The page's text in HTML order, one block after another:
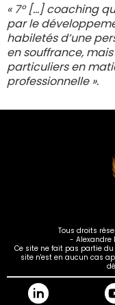
« 7° […] coaching
par le
habiletés d’une
en souffrance,
particuliers en
professionnelle ».
Tous droits
- Alexandre
Ce site ne fait pas partie du
site n'est en aucun cas